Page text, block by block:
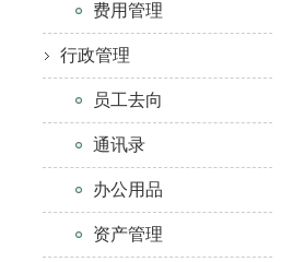
费用管理
行政管理
员工去向
通讯录
办公用品
资产管理